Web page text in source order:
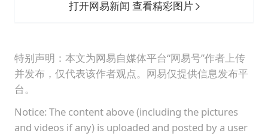
打开网易新闻 查看精彩图片
特别声明：本文为网易自媒体平台“网易号”作者上传
并发布，仅代表该作者观点。网易仅提供信息发布平
台。
Notice: The content above (including the pictures
and videos if any) is uploaded and posted by a user